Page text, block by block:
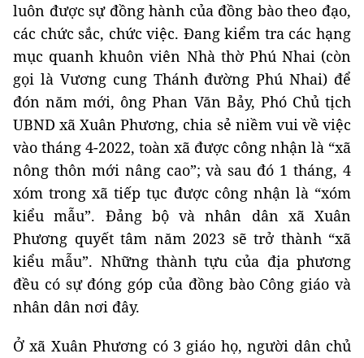
luôn được sự đồng hành của đồng bào theo đạo,
các chức sắc, chức việc. Đang kiểm tra các hạng
mục quanh khuôn viên Nhà thờ Phú Nhai (còn
gọi là Vương cung Thánh đường Phú Nhai) để
đón năm mới, ông Phan Văn Bảy, Phó Chủ tịch
UBND xã Xuân Phương, chia sẻ niềm vui về việc
vào tháng 4-2022, toàn xã được công nhận là “xã
nông thôn mới nâng cao”; và sau đó 1 tháng, 4
xóm trong xã tiếp tục được công nhận là “xóm
kiểu mẫu”. Đảng bộ và nhân dân xã Xuân
Phương quyết tâm năm 2023 sẽ trở thành “xã
kiểu mẫu”. Những thành tựu của địa phương
đều có sự đóng góp của đồng bào Công giáo và
nhân dân nơi đây.
Ở xã Xuân Phương có 3 giáo họ, người dân chủ